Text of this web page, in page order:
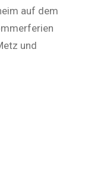
auf dem
und